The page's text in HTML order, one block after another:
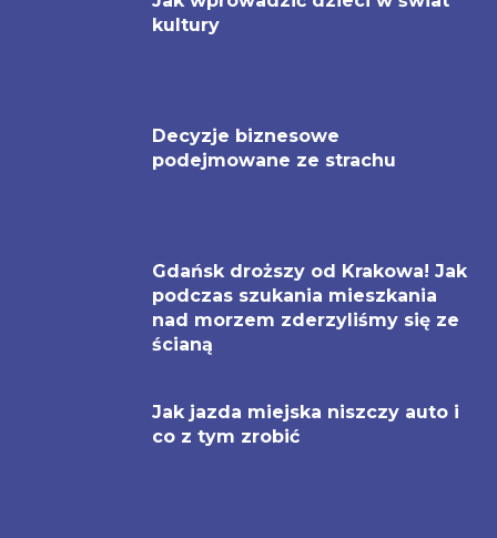
kultury
Decyzje biznesowe
podejmowane ze strachu
Gdańsk droższy od Krakowa! Jak
podczas szukania mieszkania
nad morzem zderzyliśmy się ze
ścianą
Jak jazda miejska niszczy auto i
co z tym zrobić